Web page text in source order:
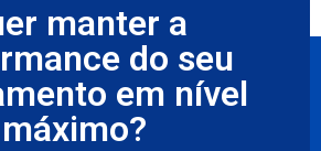
manter a
do seu
em nível
máximo?